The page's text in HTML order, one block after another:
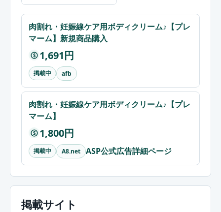
肉割れ・妊娠線ケア用ボディクリーム♪【プレ
マーム】新規商品購入
$ 1,691円
掲載中 afb
肉割れ・妊娠線ケア用ボディクリーム♪【プレ
マーム】
$ 1,800円
掲載中 A8.net ASP公式広告詳細ページ
掲載サイト